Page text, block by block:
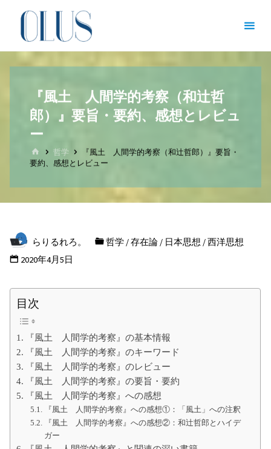
ン図
書館
（哲
学・
文
学・
人類
学）
志
め
に
『風土 人間学的考察（和辻哲
郎）』要旨・要約、感想とレビュ
ー
ホ
ー
哲学
『風土 人間学的考察（和辻哲郎）』要旨・
要約、感想とレビュー
らりるれろ。 哲学 /存在論 / 日本思想 /西洋思想
2020年4月5日
目次
『風土 人間学的考察』の基本情報
『風土 人間学的考察』のキーワード
『風土 人間学的考察』のレビュー
『風土 人間学的考察』の要旨・要約
『風土 人間学的考察』への感想
『風土 人間学的考察』への感想①：「風土」への注釈
『風土 人間学的考察』への感想②：和辻哲郎とハイデ
ガー